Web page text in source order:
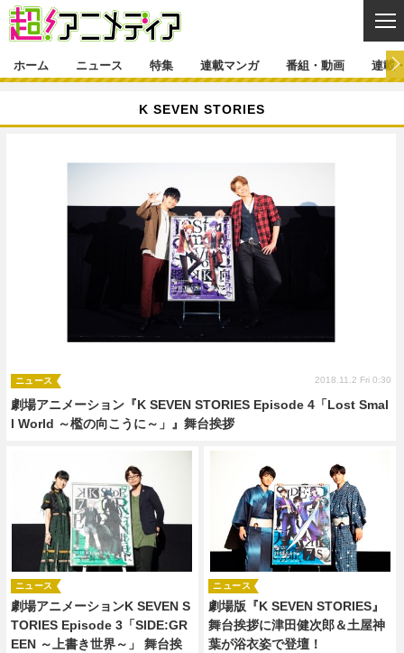
映画
コスプレ
インタビュー レポート
連載マンガ一覧 連載一覧
番組・動画一覧
連載・ブログ一覧
編集部ブログ・お知らせ
ホーム ニュース 特集 連載マンガ 番組・動画 連載
K SEVEN STORIES
劇場アニメーション『K SEVEN STORIES Episode 4「Lost Smal
l World ～檻の向こうに～」』舞台挨拶
ニュース 2018.11.2 Fri 0:30
劇場アニメーションK SEVEN S
TORIES Episode 3「SIDE:GR
EEN ～上書き世界～」 舞台挨
ニュース
劇場版『K SEVEN STORIES』
舞台挨拶に津田健次郎＆土屋神
葉が浴衣姿で登壇！
ニュース